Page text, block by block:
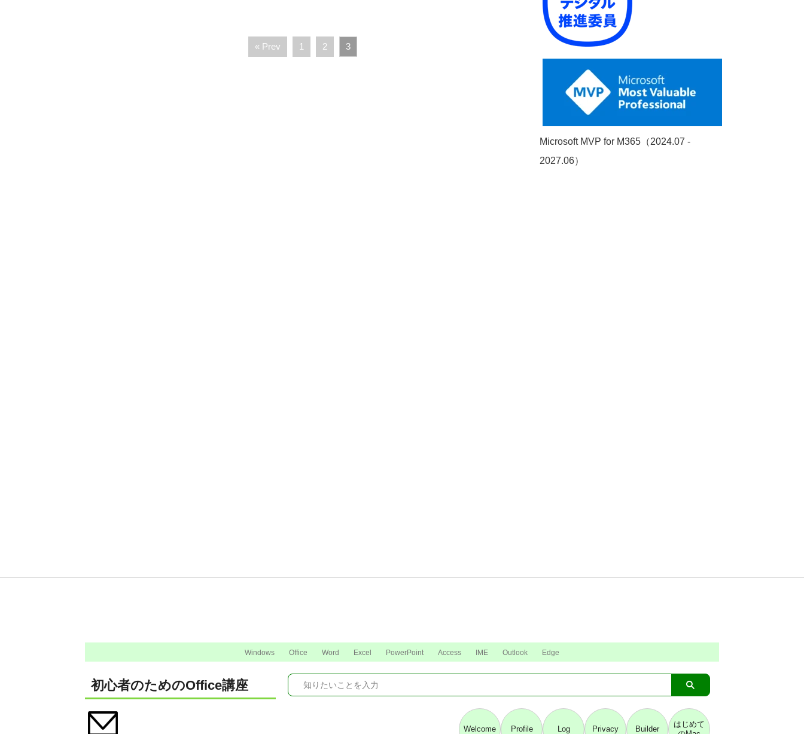
« Prev 1 2 3
Microsoft MVP for M365（2024.07 -
2027.06）
Windows Office Word Excel PowerPoint Access IME Outlook Edge
Welcome Profile Log Privacy Builder
はじめて
初心者のためのOffice講座